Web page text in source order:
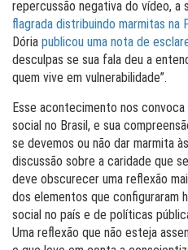
repercussão negativa do vídeo, a
flagrada distribuindo marmitas na
Dória publicou uma nota de
desculpas se sua fala deu a
quem vive em vulnerabilidade”.
Esse acontecimento nos
social no Brasil, e sua
se devemos ou não dar marmita
discussão sobre a caridade que
deve obscurecer uma reflexão
dos elementos que configuraram
social no país e de políticas
Uma reflexão que não esteja